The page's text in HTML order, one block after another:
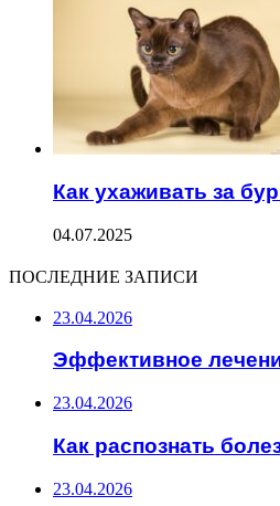
Как ухаживать за
04.07.2025
ПОСЛЕДНИЕ ЗАПИСИ
23.04.2026
Эффективное
23.04.2026
Как распознать
23.04.2026